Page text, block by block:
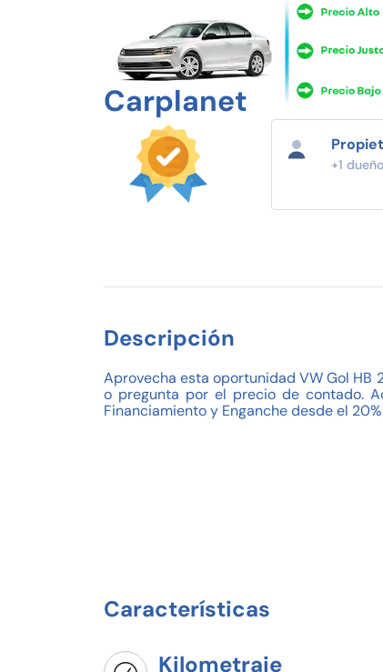
Carplanet
+1 dueño
Descripción
Aprovecha esta oportunidad VW Gol HB
o pregunta por el precio de contado.
Financiamiento y Enganche desde el
Características
Kilometraje